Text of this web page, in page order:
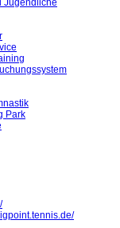
Jugendliche
Park